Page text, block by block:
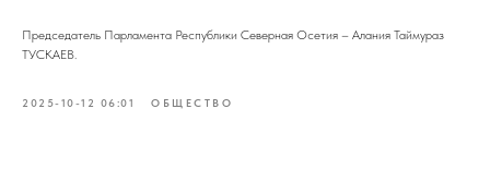
Председатель Парламента Республики Северная Осетия – Алания Таймураз
ТУСКАЕВ.
2025-10-12 06:01 ОБЩЕСТВО